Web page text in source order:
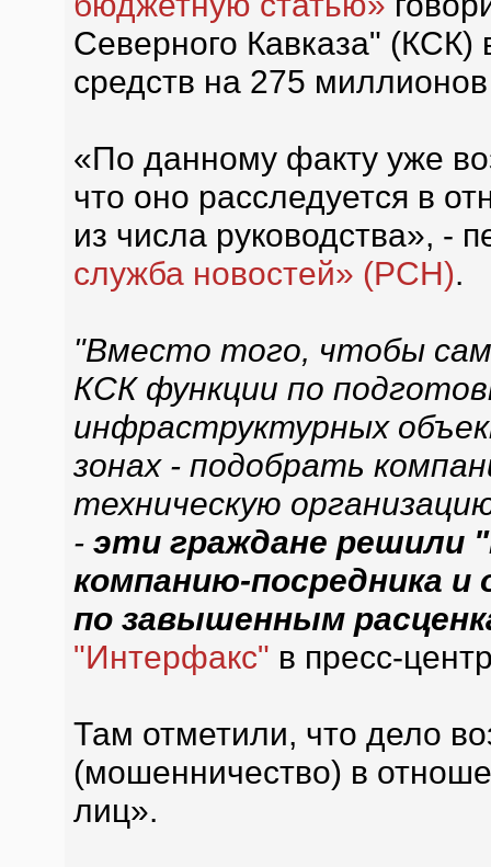
Северного Кавказа"
средств на 275
«По данному факту уже
что оно расследуется в
из числа руководства», -
служба новостей» (РСН).
"Вместо того, чтобы
КСК функции по
инфраструктурных
зонах - подобрать
техническую
- эти граждане решили
компанию-посредника
по завышенным
"Интерфакс" в пресс-
Там отметили, что дело
(мошенничество) в
лиц».